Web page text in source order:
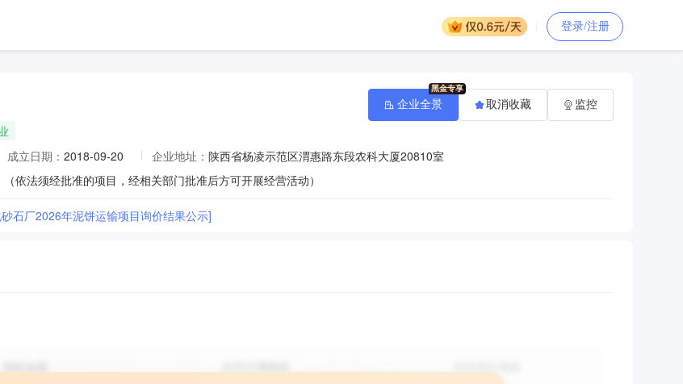
登录/注册
成立日期： 2018-09-20 企业地址： 陕西省杨凌示范区渭惠路东段农科大厦20810室
依法须经批准的项目，经相关部门批准后方可开展经营活动）
石厂2026年泥饼运输项目询价结果公示]
企业全景 取消收藏 监控